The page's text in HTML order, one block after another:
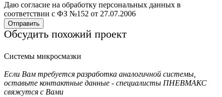
Даю согласие на обработку персональных данных в
соответствии с ФЗ №152 от 27.07.2006
Отправить
Обсудить похожий проект
Системы микросмазки
Если Вам требуется разработка аналогичной системы,
оставьте контактные данные - специалисты ПНЕВМАКС
свяжутся с Вами